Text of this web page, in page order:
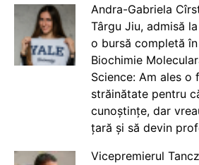
Andra-Gabriela
Târgu Jiu, admisă
o bursă completă
Biochimie
Science: Am ales o
străinătate pentru
cunoștințe, dar
țară și să devin
Vicepremierul